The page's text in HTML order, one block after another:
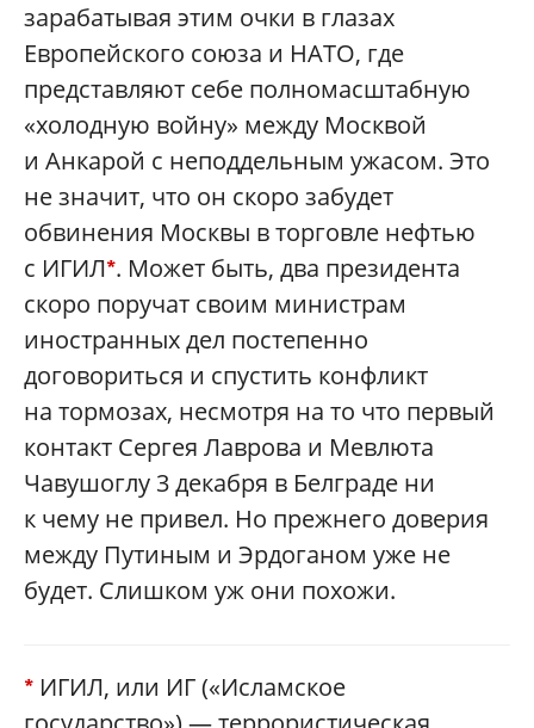
зарабатывая этим очки в глазах
Европейского союза и НАТО, где
представляют себе полномасштабную
«холодную войну» между Москвой
и Анкарой с неподдельным ужасом. Это
не значит, что он скоро забудет
обвинения Москвы в торговле нефтью
с ИГИЛ*. Может быть, два президента
скоро поручат своим министрам
иностранных дел постепенно
договориться и спустить конфликт
на тормозах, несмотря на то что первый
контакт Сергея Лаврова и Мевлюта
Чавушоглу 3 декабря в Белграде ни
к чему не привел. Но прежнего доверия
между Путиным и Эрдоганом уже не
будет. Слишком уж они похожи.
* ИГИЛ, или ИГ («Исламское